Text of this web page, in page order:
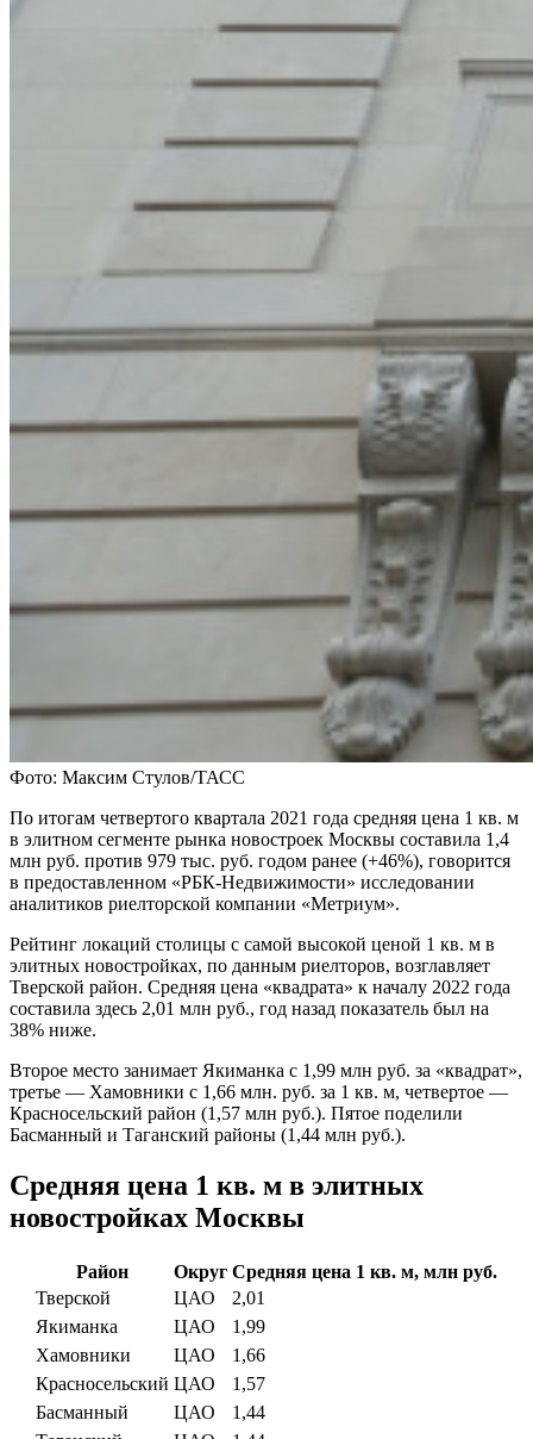
Фото: Максим Стулов/ТАСС
По итогам четвертого квартала 2021 года средняя цена 1 кв. м
в элитном сегменте рынка новостроек Москвы составила 1,4
млн руб. против 979 тыс. руб. годом ранее (+46%), говорится
в предоставленном «РБК-Недвижимости» исследовании
аналитиков риелторской компании «Метриум».
Рейтинг локаций столицы с самой высокой ценой 1 кв. м в
элитных новостройках, по данным риелторов, возглавляет
Тверской район. Средняя цена «квадрата» к началу 2022 года
составила здесь 2,01 млн руб., год назад показатель был на
38% ниже.
Второе место занимает Якиманка с 1,99 млн руб. за «квадрат»,
третье — Хамовники с 1,66 млн. руб. за 1 кв. м, четвертое —
Красносельский район (1,57 млн руб.). Пятое поделили
Басманный и Таганский районы (1,44 млн руб.).
Средняя цена 1 кв. м в элитных
новостройках Москвы
Район Округ Средняя цена 1 кв. м, млн руб.
Тверской
ЦАО
2,01
Якиманка
ЦАО
1,99
Хамовники
ЦАО
1,66
Красносельский ЦАО
1,57
Басманный
ЦАО
1,44